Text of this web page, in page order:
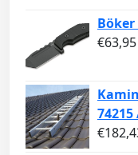
€63,95
74215
€